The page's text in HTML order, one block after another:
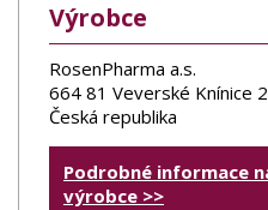
Výrobce
RosenPharma a.s.
664 81 Veverské Knínice
Česká republika
Podrobné informace
výrobce >>